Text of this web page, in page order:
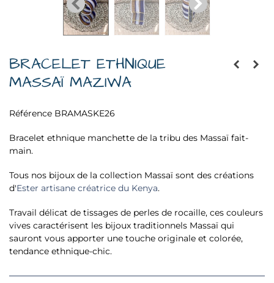
BRACELET ETHNIQUE
MASSAÏ MAZIWA
Référence BRAMASKE26
Bracelet ethnique manchette de la tribu des Massaï fait-
main.
Tous nos bijoux de la collection Massaï sont des créations
d'Ester artisane créatrice du Kenya.
Travail délicat de tissages de perles de rocaille, ces couleurs
vives caractérisent les bijoux traditionnels Massaï qui
sauront vous apporter une touche originale et colorée,
tendance ethnique-chic.